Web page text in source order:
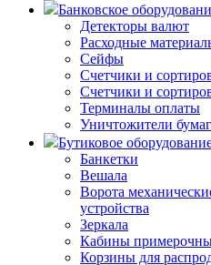
Банковское
Детекторы валют
Расходные
Сейфы
Счетчики и
Счетчики и
Терминалы оплаты
Уничтожители
Бутиковое
Банкетки
Вешала
Ворота
устройства
Зеркала
Кабины
Корзины для